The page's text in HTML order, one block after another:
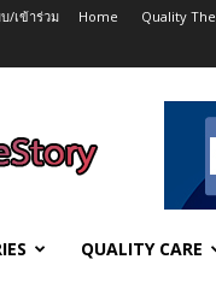
/เข้าร่วม Home Quality
QUALITY CARE